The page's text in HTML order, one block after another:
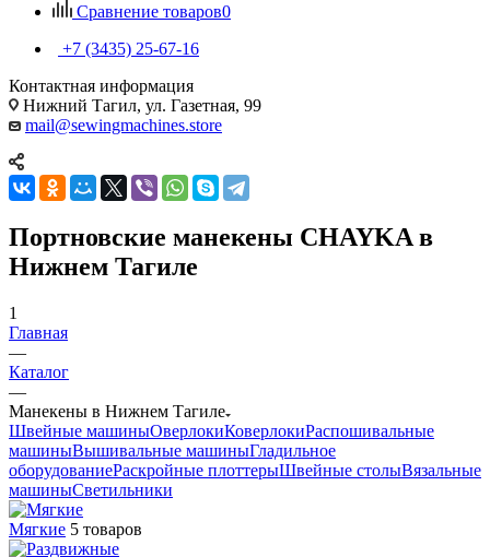
Сравнение товаров0
+7 (3435) 25-67-16
Контактная информация
Нижний Тагил, ул. Газетная, 99
mail@sewingmachines.store
Портновские манекены CHAYKA в
Нижнем Тагиле
1
Главная
—
Каталог
—
Манекены в Нижнем Тагиле
Швейные машиныОверлокиКоверлокиРаспошивальные
машиныВышивальные машиныГладильное
оборудованиеРаскройные плоттерыШвейные столыВязальные
машиныСветильники
Мягкие 5 товаров